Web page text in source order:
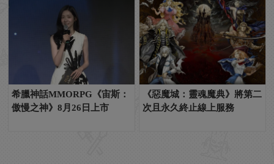
希臘神話MMORPG《宙斯：
傲慢之神》8月26日上市
《惡魔城：靈魂魔典》將第二
次且永久終止線上服務